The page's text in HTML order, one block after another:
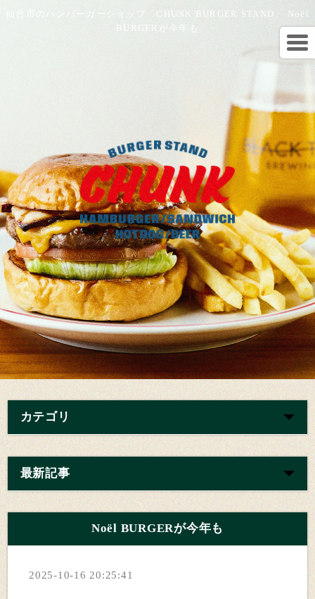
仙台市のハンバーガーショップ「CHUNK BURGER STAND」 Noël
BURGERが今年も
カテゴリ
最新記事
Noël BURGERが今年も
2025-10-16 20:25:41